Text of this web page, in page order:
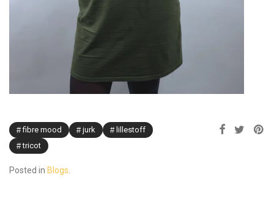
fibre mood jurk
lillestoff
tricot
Posted in Blogs